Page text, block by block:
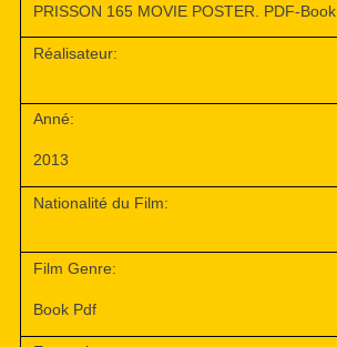
PRISSON 165 MOVIE POSTER. PDF-Book
Réalisateur:
Anné:
2013
Nationalité du Film:
Film Genre:
Book Pdf